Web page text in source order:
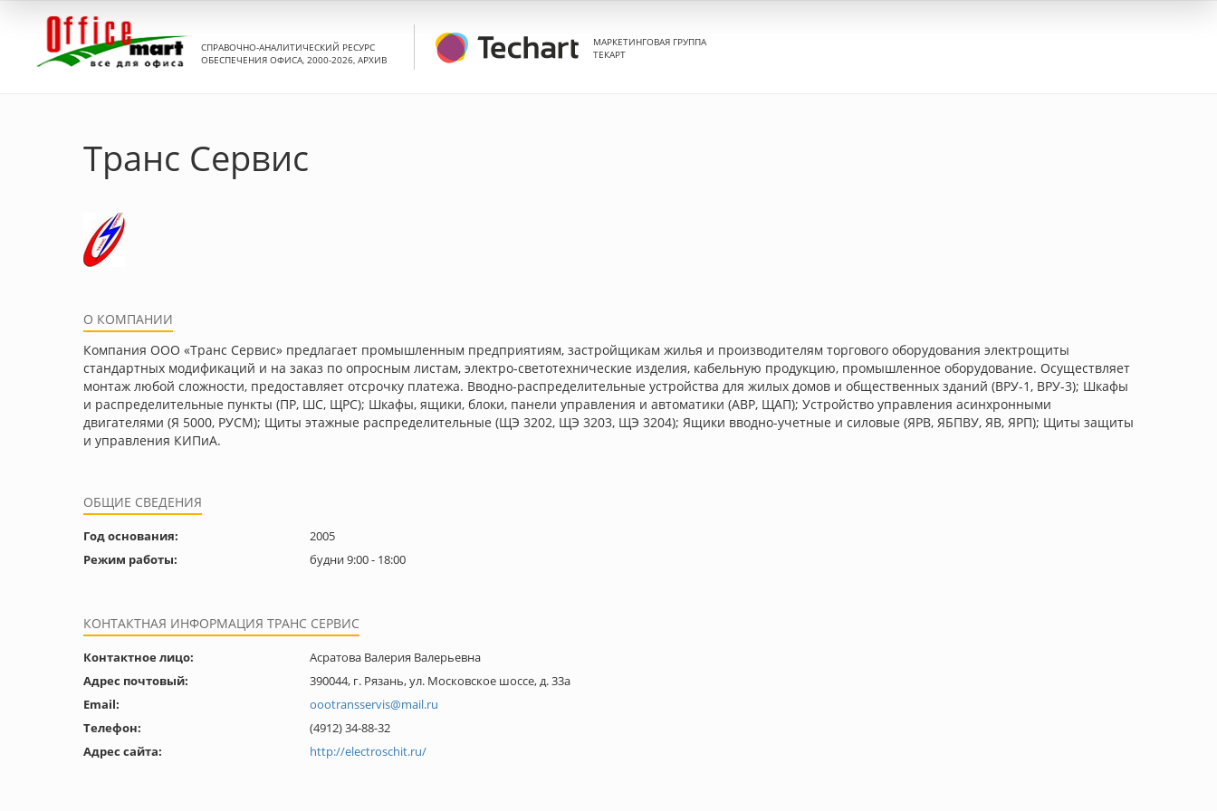
СПРАВОЧНО-АНАЛИТИЧЕСКИЙ РЕСУРС
ОБЕСПЕЧЕНИЯ ОФИСА, 2000-2026, АРХИВ
МАРКЕТИНГОВАЯ ГРУППА
ТЕКАРТ
Транс Сервис
О КОМПАНИИ
Компания ООО «Транс Сервис» предлагает промышленным предприятиям, застройщикам жилья и производителям торгового оборудования электрощиты
стандартных модификаций и на заказ по опросным листам, электро-светотехнические изделия, кабельную продукцию, промышленное оборудование. Осуществляет
монтаж любой сложности, предоставляет отсрочку платежа. Вводно-распределительные устройства для жилых домов и общественных зданий (ВРУ-1, ВРУ-3); Шкафы
и распределительные пункты (ПР, ШС, ЩРС); Шкафы, ящики, блоки, панели управления и автоматики (АВР, ЩАП); Устройство управления асинхронными
двигателями (Я 5000, РУСМ); Щиты этажные распределительные (ЩЭ 3202, ЩЭ 3203, ЩЭ 3204); Ящики вводно-учетные и силовые (ЯРВ, ЯБПВУ, ЯВ, ЯРП); Щиты защиты
и управления КИПиА.
ОБЩИЕ СВЕДЕНИЯ
Год основания:
2005
Режим работы:
будни 9:00 - 18:00
КОНТАКТНАЯ ИНФОРМАЦИЯ ТРАНС СЕРВИС
Контактное лицо:
Асратова Валерия Валерьевна
Адрес почтовый:
390044, г. Рязань, ул. Московское шоссе, д. 33a
Email:
oootransservis@mail.ru
Телефон:
(4912) 34-88-32
Адрес сайта:
http://electroschit.ru/